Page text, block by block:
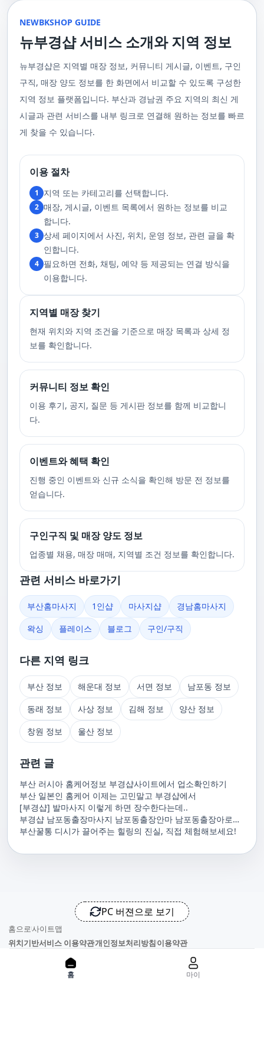
대한 많은 관심 덕분에, 부경샵은 필요한 요구 사항들을 간단하게 필수적인
것들로 정리했어요. 이 가이드라인을 따라주시면, 서비스 이용 중에 문제가
생기지 않을 거예요. 첫째로, 너무 많은 알코올을 섭취해 만취 상태일 경우에
게 좋아요.서비스 당일에는 부경샵과의 원활한 의사소통이 중요해요, 그래
서 공중전화나 발신 제한으로는 연락이 어려워요. 또한, 자주 예약을 취소하
거나 예약 없이 나타나지 않는 경우, 앞으로 예약하기가 어려워질 수 있으니
가격으로 경험해 보세요.터치 -> 부경샵 홈페이지 터치 -> 더욱 새로워진 뉴
부경샵 홈페이지 터치 -> 부경샵앱 다운로드 - Google Play
시면, 부경샵은 그에 최적화된 서비스를 제공하기 위해 최선을 다할 것입니
다. 언제든지 필요하실 때, 편리한 상담과 지원이 준비되어 있으니 주저하지
마시고 연락 주세요. 부산 일본인 홈케어 이용 방법에 대해서는, 서비스의
핵심은 바로 고객님의 현재 위치에서 직접 찾아가는 것입니다. 이 방식을 통
등, 자신만의 공간에서 편안한 맞춤형 마사지를 받으실 수 있습니다. 최근
한 마사지 서비스를 제공하기 위해 노력하고 있습니다. 부경샵의 주된 목적
은 고객님들이 긴장을 해소하고 새로운 활력을 얻을 수 있는 피난처를 마련
하는 것입니다. 또한, 부경샵 한국과 태국, 일본에서 온 관리사 중 선택이 가
능하며, 다른 곳에서 찾아볼 수 없는 독특한 기술과 마음가짐을 가진 관리사
를 자랑합니다. 이러한 품질은 비교할 수 없는 수준입니다. 서비스의 질을
더욱 높이기 위해, 부경샵은 지속적으로 우수한 일본인 관리사를 모집 중입
서비스를 경험하실 수 있습니다. 마지막으로 부산 일본인 홈케어 서비스를
이용하시기 전에, 아래 주의사항을 상세히 확인하시고 예약을 진행해 주시
기 바랍니다. 부경샵 서비스에 대한 높은 수요를 감안하여, 이용 요건을 간
소화하여 필수적인 사항으로 명시했습니다. 이 가이드라인을 따르시면, 서
비스 이용 중 문제가 발생하지 않을 것입니다. 특히, 과도한 알코올 섭취로
인해 만취 상태에서는 서비스 이용에 제한을 두고 있음을 명확히 합니다. 이
러한 상태에서는 다음 기회에 이용해 주시길 부탁드립니다. 서비스 도착 시
원활한 의사소통이 이루어질 수 있도록, 저희와의 연락이 반드시 가능해야
합니다. 이에 공중전화 사용이나 발신 번호 표시 제한으로의 통화는 받지 않
고 있습니다. 또한, 자주 발생하는 예약 취소나 무단으로 예약을 취소할 경
우, 향후 서비스 예약에 제약이 생길 수 있음을 알려드립니다. 시간을 효율적
으로 사용하며, 합리적인 가격으로 부경샵만의 특별한 경험을 하실 수 있습
균형을 맞추는 데 중점을 둡니다. 이 마사지는 유연성을 증진시키고 근육의
사지는 신체의 긴장을 풀어주고, 스트레스를 감소시키며, 전반적인 신체 기
서 유래한 마사지 방법으로, 의자에 앉은 상태에서 받을 수 있어 사무실이나
집에서도 쉽게 즐길 수 있습니다. 이 마사지는 특히 허리와 어깨의 피로를 해
소하는 데 효과적이며, 신체의 전반적인 이완을 도와 스트레스 감소에 도움
을 줍니다. 샤이츠 마사지는 짧은 시간에 효과적인 이완을 제공하여, 바쁜 일
상 속에서 짧은 휴식을 필요로 하는 현대인에게 적합합니다.4. 발 마사지 발
마사지는 발과 발목을 중심으로 이루어지는 마사지로, 신체의 균형을 유지
하고 전반적인 피로를 풀어주는 데 중점을 둡니다. 이 마사지는 발의 압력점
을 개선합니다. 발 마사지는 특히 장시간 서 있거나 걷는 일이 많은 사람들에
게 추천되며, 발의 피로 뿐만 아니라 전체적인 신체의 건강과 웰빙에도 긍정
적인 영향을 줍니다.부경샵 앱을 통해 부산 남포동 지역의 고객들은 이러한
춤형 서비스를 즐길 수 있습니다.출장마사지는 부경샵 ↓↓↓ 클릭
https://bkshop.kr/더욱 새로워진 출장마사지 뉴부경샵↓↓↓ 클릭
https://newbkshop.com/출장마사지 부경샵앱 다운로드↓↓↓ 클릭
https://play.google.com/store/apps/details?
부산꿀통 디시에서 제공하는 서비스는 여러분에게 새로운 힐링의 기회를 제
사지는 여러분의 체질 개선, 스트레스 해소, 마음의 안정 등 다양한 효능을
가져다줍니다. 이와 같이 부산꿀통 디시의 마사지는 여러분의 건강을 지키
간을 가질 수 있게 해줍니다. 그리고 이런 부산꿀통 디시의 서비스를 편리하
게 예약하고 이용할 수 있게 도와주는 '부경샵' 어플은 부산과 경남 지역에서
최고의 마사지 어플로 추천받고 있습니다. 복잡한 예약 과정 없이, 부담 없이
부산꿀통 디시의 서비스를 이용하려는 분들께 부경샵 어플을 강력히 추천드
립니다.여러분의 건강과 힐링을 위해, 부산꿀통 디시와 부경샵이 함께하며,
모든 고민과 걱정 속에서 여러분을 위로하고 도와드리겠습니다. 부산꿀통
부산꿀통 디시의 건강한 마사지와 쾌적한 분위기 속에서 행복과 건강을 찾
NEWBKSHOP GUIDE
뉴부경샵 서비스 소개와 지역 정보
뉴부경샵은 지역별 매장 정보, 커뮤니티 게시글, 이벤트, 구인
구직, 매장 양도 정보를 한 화면에서 비교할 수 있도록 구성한
지역 정보 플랫폼입니다. 부산과 경남권 주요 지역의 최신 게
시글과 관련 서비스를 내부 링크로 연결해 원하는 정보를 빠르
게 찾을 수 있습니다.
이용 절차
1 지역 또는 카테고리를 선택합니다.
2 매장, 게시글, 이벤트 목록에서 원하는 정보를 비교
합니다.
3 상세 페이지에서 사진, 위치, 운영 정보, 관련 글을 확
인합니다.
4 필요하면 전화, 채팅, 예약 등 제공되는 연결 방식을
이용합니다.
지역별 매장 찾기
현재 위치와 지역 조건을 기준으로 매장 목록과 상세 정
보를 확인합니다.
커뮤니티 정보 확인
이용 후기, 공지, 질문 등 게시판 정보를 함께 비교합니
다.
이벤트와 혜택 확인
진행 중인 이벤트와 신규 소식을 확인해 방문 전 정보를
얻습니다.
구인구직 및 매장 양도 정보
업종별 채용, 매장 매매, 지역별 조건 정보를 확인합니다.
관련 서비스 바로가기
부산홈마사지 1인샵 마사지샵
경남홈마사지
왁싱
플레이스 블로그 구인/구직
다른 지역 링크
부산 정보 해운대 정보 서면 정보
남포동 정보
동래 정보
사상 정보 김해 정보
양산 정보
창원 정보
울산 정보
관련 글
부산 러시아 홈케어정보 부경샵사이트에서 업소확인하기
부산 일본인 홈케어 이제는 고민말고 부경샵에서
[부경샵] 발마사지 이렇게 하면 장수한다는데..
부경샵 남포동출장마사지 남포동출장안마 남포동출장아로마
남포동홈마사지 남포동마사지출장
부산꿀통 디시가 끌어주는 힐링의 진실, 직접 체험해보세요!
PC 버젼으로 보기
홈으로사이트맵
위치기반서비스 이용약관개인정보처리방침이용약관
홈 마이